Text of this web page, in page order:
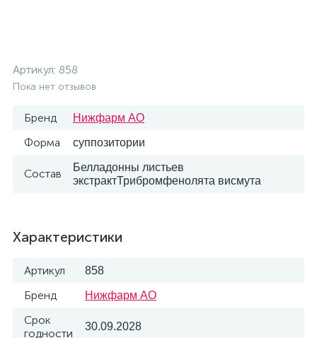
Артикул: 858
Пока нет отзывов
Бренд Нижфарм АО
Форма суппозитории
Состав
Белладонны листьев
экстрактТрибромфенолята висмута
Характеристики
Артикул 858
Бренд Нижфарм АО
Срок
годности
30.09.2028